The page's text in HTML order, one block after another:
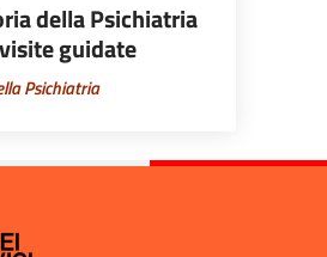
della Psichiatria
guidate
Psichiatria